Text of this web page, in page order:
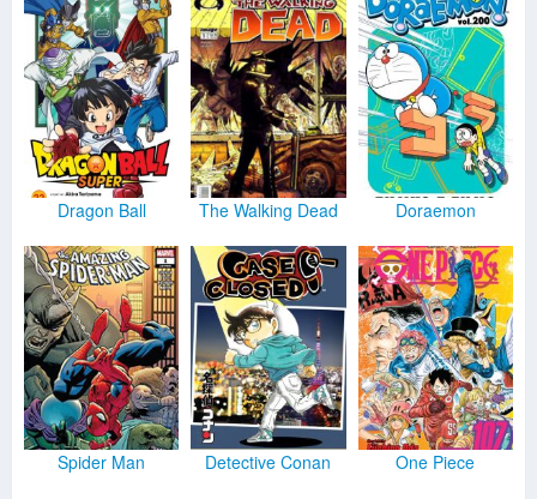
Dragon Ball The Walking Dead Doraemon
Spider Man Detective Conan One Piece